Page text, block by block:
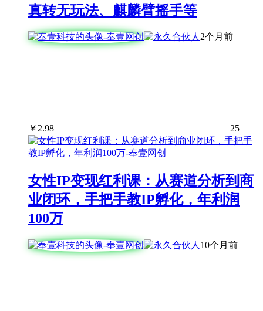
真转无玩法、麒麟臂摇手等
2个月前
￥2.98 25
女性IP变现红利课：从赛道分析到商
业闭环，手把手教IP孵化，年利润
100万
10个月前